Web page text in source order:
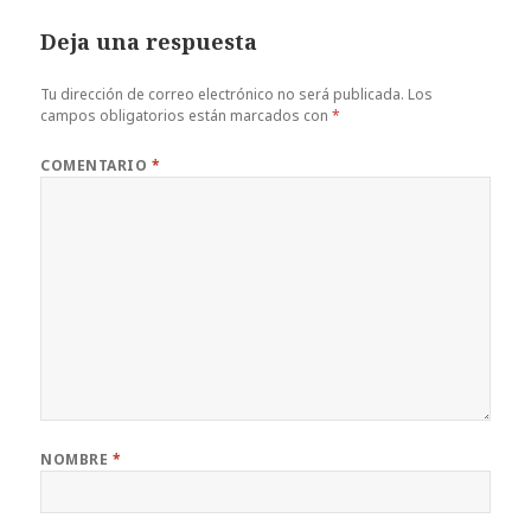
Deja una respuesta
Tu dirección de correo electrónico no será publicada. Los
campos obligatorios están marcados con*
COMENTARIO *
NOMBRE *